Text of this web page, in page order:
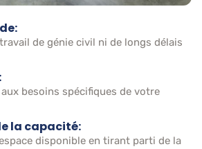
de génie civil ni de longs délais
besoins spécifiques de votre
la capacité:
disponible en tirant parti de la